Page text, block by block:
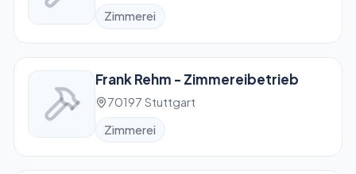
Zimmerei
Frank Rehm - Zimmereibetrieb
70197 Stuttgart
Zimmerei